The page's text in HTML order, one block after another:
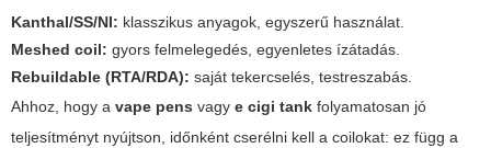
Kanthal/SS/NI: klasszikus anyagok, egyszerű használat.
Meshed coil: gyors felmelegedés, egyenletes ízátadás.
Rebuildable (RTA/RDA): saját tekercselés, testreszabás.
Ahhoz, hogy a vape pens vagy e cigi tank folyamatosan jó
teljesítményt nyújtson, időnként cserélni kell a coilokat: ez függ a